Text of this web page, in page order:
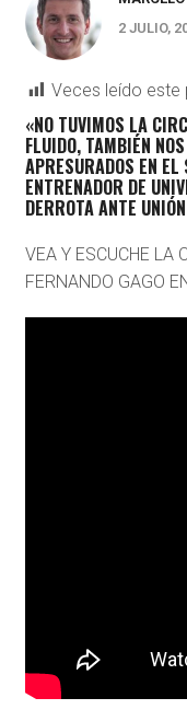
2 JULIO,
Veces leído este
«NO TUVIMOS LA
FLUIDO, TAMBIÉN
APRESURADOS EN
ENTRENADOR DE
DERROTA ANTE
VEA Y ESCUCHE LA
FERNANDO GAGO